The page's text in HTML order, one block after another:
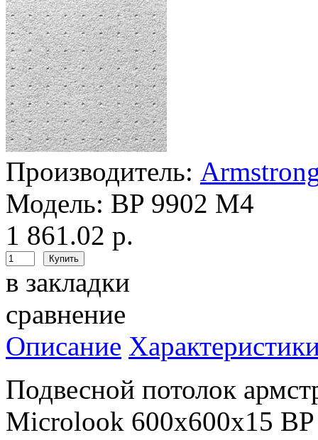
Производитель:
Модель: BP 9902 M4
1 861.02 р.
в закладки
сравнение
Описание
Подвесной потолок
Microlook 600x600x15